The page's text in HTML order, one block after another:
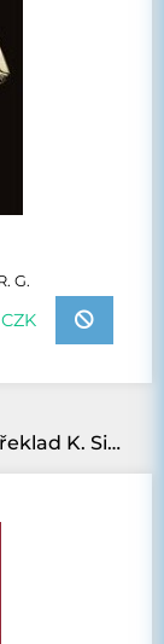
G.
Kniha Job s Rašiho komentářem /překlad K. Sidon/